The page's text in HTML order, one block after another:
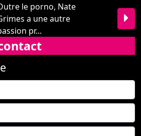
le porno, Nate
a une autre
pr...